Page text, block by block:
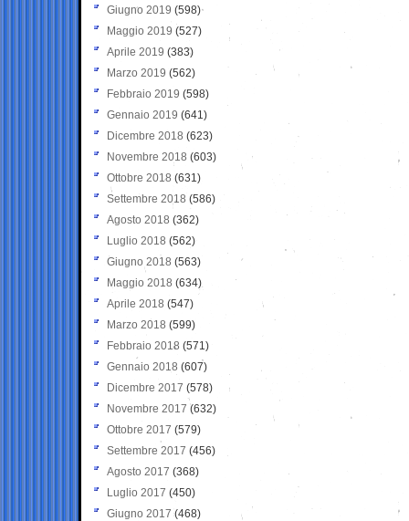
Giugno 2019 (598)
Maggio 2019 (527)
Aprile 2019 (383)
Marzo 2019 (562)
Febbraio 2019 (598)
Gennaio 2019 (641)
Dicembre 2018 (623)
Novembre 2018 (603)
Ottobre 2018 (631)
Settembre 2018 (586)
Agosto 2018 (362)
Luglio 2018 (562)
Giugno 2018 (563)
Maggio 2018 (634)
Aprile 2018 (547)
Marzo 2018 (599)
Febbraio 2018 (571)
Gennaio 2018 (607)
Dicembre 2017 (578)
Novembre 2017 (632)
Ottobre 2017 (579)
Settembre 2017 (456)
Agosto 2017 (368)
Luglio 2017 (450)
Giugno 2017 (468)